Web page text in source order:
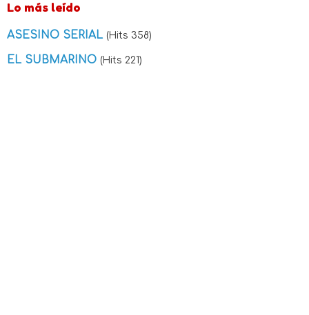
Lo más leído
ASESINO SERIAL (Hits 358)
EL SUBMARINO (Hits 221)